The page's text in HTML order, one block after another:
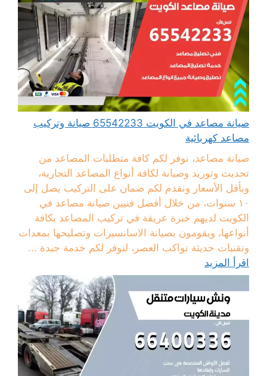
صيانة مصاعد في الكويت 65542233 صيانة وتركيب
مصاعد كهربائية
صيانة مصاعد، نوفر لكم كافة متطلبات المصاعد من
تحديث وتوريد وصيانة لكافة أنواع المصاعد التجارية،
وبأقل الأسعار ونقدم لكم ضمان على التركيب يصل إلى
١٠ سنوات، من خلال أفضل فنيين صيانة مصاعد في
الكويت لديهم خبرة عريقة في تركيب المصاعد بكافة
أنواعها، ويقومون بصيانة الاسانسيرات وتصليحها بمعدات
وتقنيات حديثة تواكب العصر، لنوفر لكم خدمة جيدة ...
اقرأ المزيد